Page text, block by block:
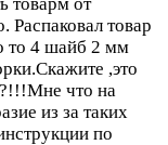
Распаковал товар
то 4 шайб 2 мм
,это
что на
из за таких
по